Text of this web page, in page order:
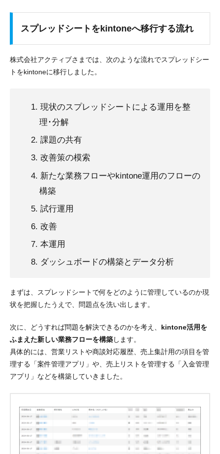
スプレッドシートをkintoneへ移行する流れ
株式会社アクティブさまでは、次のような流れでスプレッドシー
トをkintoneに移行しました。
現状のスプレッドシートによる運用を整
理･分解
課題の共有
改善策の模索
新たな業務フローやkintone運用のフローの
構築
試行運用
改善
本運用
ダッシュボードの構築とデータ分析
まずは、スプレッドシートで何をどのように管理しているのか現
状を把握したうえで、問題点を洗い出します。
次に、どうすれば問題を解決できるのかを考え、 kintone活用を
ふまえた新しい業務フローを構築します。
具体的には、 営業リストや商談対応履歴、売上集計用の項目を管
理する「案件管理アプリ」 や、 売上リストを管理する「入金管理
アプリ」 などを構築していきました。